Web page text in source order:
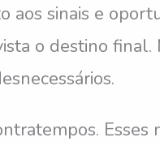
aos sinais e
o destino final.
Esses